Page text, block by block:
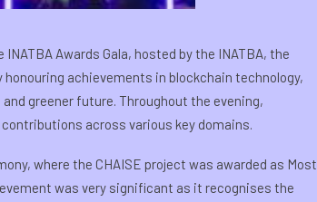
Awards Gala, hosted by the INATBA, the
achievements in blockchain technology,
greener future. Throughout the evening,
across various key domains.
where the CHAISE project was awarded as Most
was very significant as it recognises the